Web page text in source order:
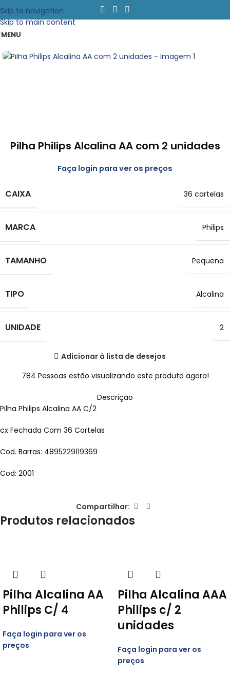
Skip to navigation
Skip to main content
MENU
Pilha Philips Alcalina AA com 2 unidades
Faça login para ver os preços
CAIXA 36 cartelas
MARCA Philips
TAMANHO Pequena
TIPO Alcalina
UNIDADE 2
Adicionar à lista de desejos
784 Pessoas estão visualizando este produto agora!
Descrição
Pilha Philips Alcalina AA C/2
cx Fechada Com 36 Cartelas
Cod. Barras: 4895229119369
Cod: 2001
Compartilhar:
Produtos relacionados
Pilha Alcalina AA
Philips C/ 4
Faça login para ver os
preços
Pilha Alcalina AAA
Philips c/ 2
unidades
Faça login para ver os
preços